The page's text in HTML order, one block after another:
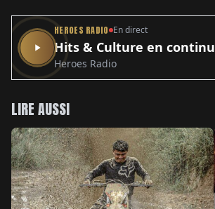
HEROES RADIO En direct
Hits & Culture en continu
Heroes Radio
LIRE AUSSI